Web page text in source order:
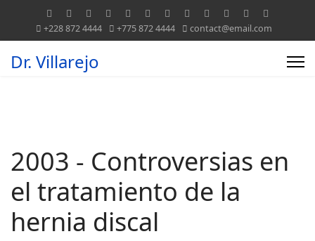
+228 872 4444 +775 872 4444 contact@email.com
Dr. Villarejo
2003 - Controversias en
el tratamiento de la
hernia discal